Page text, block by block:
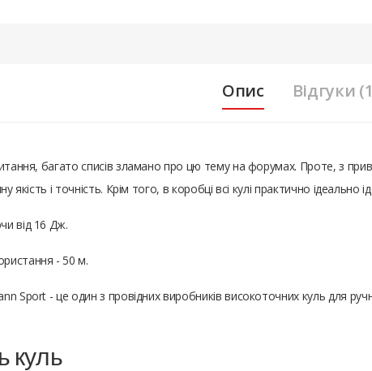
Опис Відгуки
багато списів зламано про цю тему на форумах. Проте, з
якість і точність. Крім того, в коробці всі кулі практично ідеально
від 16 Дж.
- 50 м.
Sport - це один з провідних виробників високоточних куль для
куль